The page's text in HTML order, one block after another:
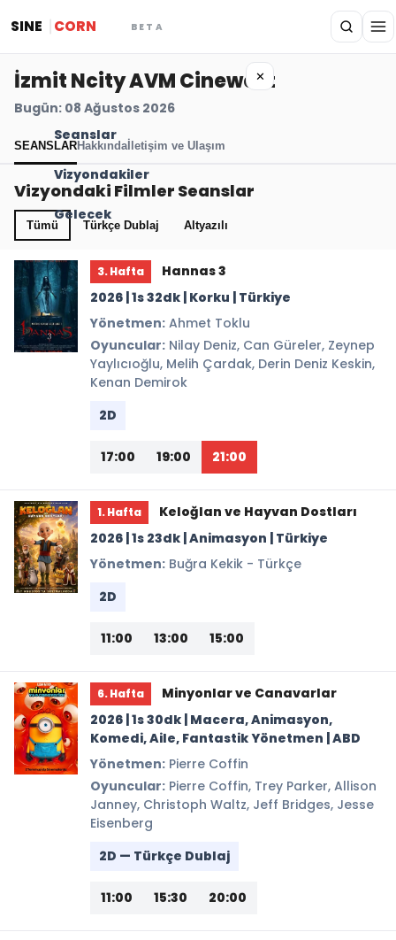
SINE CORN BETA
✕
Seanslar
Vizyondakiler
Gelecek
İzmit Ncity AVM Cinewest
Bugün: 08 Ağustos 2026
SEANSLARHakkındaİletişim ve Ulaşım
Vizyondaki Filmler Seanslar
Tümü Türkçe Dublaj Altyazılı
3. Hafta
Hannas 3
2026 | 1s 32dk | Korku | Türkiye
Yönetmen: Ahmet Toklu
Oyuncular: Nilay Deniz, Can Güreler, Zeynep
Yaylıcıoğlu, Melih Çardak, Derin Deniz Keskin,
Kenan Demirok
2D
17:00 19:00 21:00
1. Hafta
Keloğlan ve Hayvan Dostları
2026 | 1s 23dk | Animasyon | Türkiye
Yönetmen: Buğra Kekik - Türkçe
2D
11:00 13:00 15:00
6. Hafta
Minyonlar ve Canavarlar
2026 | 1s 30dk | Macera, Animasyon,
Komedi, Aile, Fantastik Yönetmen | ABD
Yönetmen: Pierre Coffin
Oyuncular: Pierre Coffin, Trey Parker, Allison
Janney, Christoph Waltz, Jeff Bridges, Jesse
Eisenberg
2D — Türkçe Dublaj
11:00 15:30 20:00